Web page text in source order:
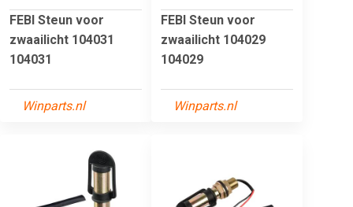
FEBI Steun voor
zwaailicht 104031
104031
Winparts.nl
FEBI Steun voor
zwaailicht 104029
104029
Winparts.nl